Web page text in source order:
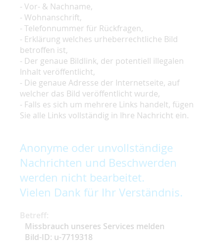
- Vor- & Nachname,
- Wohnanschrift,
- Telefonnummer für Rückfragen,
- Erklärung welches urheberrechtliche Bild
betroffen ist,
- Der genaue Bildlink, der potentiell illegalen
Inhalt veröffentlicht,
- Die genaue Adresse der Internetseite, auf
welcher das Bild veröffentlicht wurde,
- Falls es sich um mehrere Links handelt, fügen
Sie alle Links vollständig in Ihre Nachricht ein.
Anonyme oder unvollständige
Nachrichten und Beschwerden
werden nicht bearbeitet.
Vielen Dank für Ihr Verständnis.
Betreff:
Missbrauch unseres Services melden
Bild-ID: u-7719318